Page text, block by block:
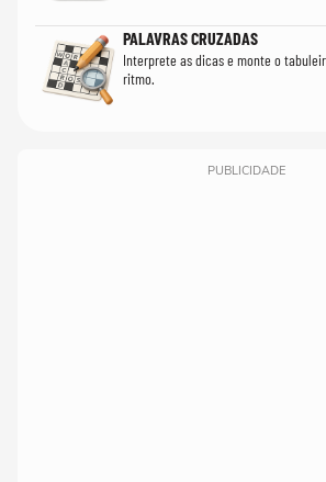
PALAVRAS CRUZADAS
Interprete as dicas e monte o
ritmo.
PUBLICIDADE